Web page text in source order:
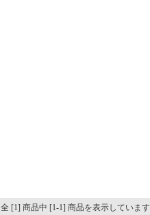
全 [1] 商品中 [1-1] 商品を表示しています